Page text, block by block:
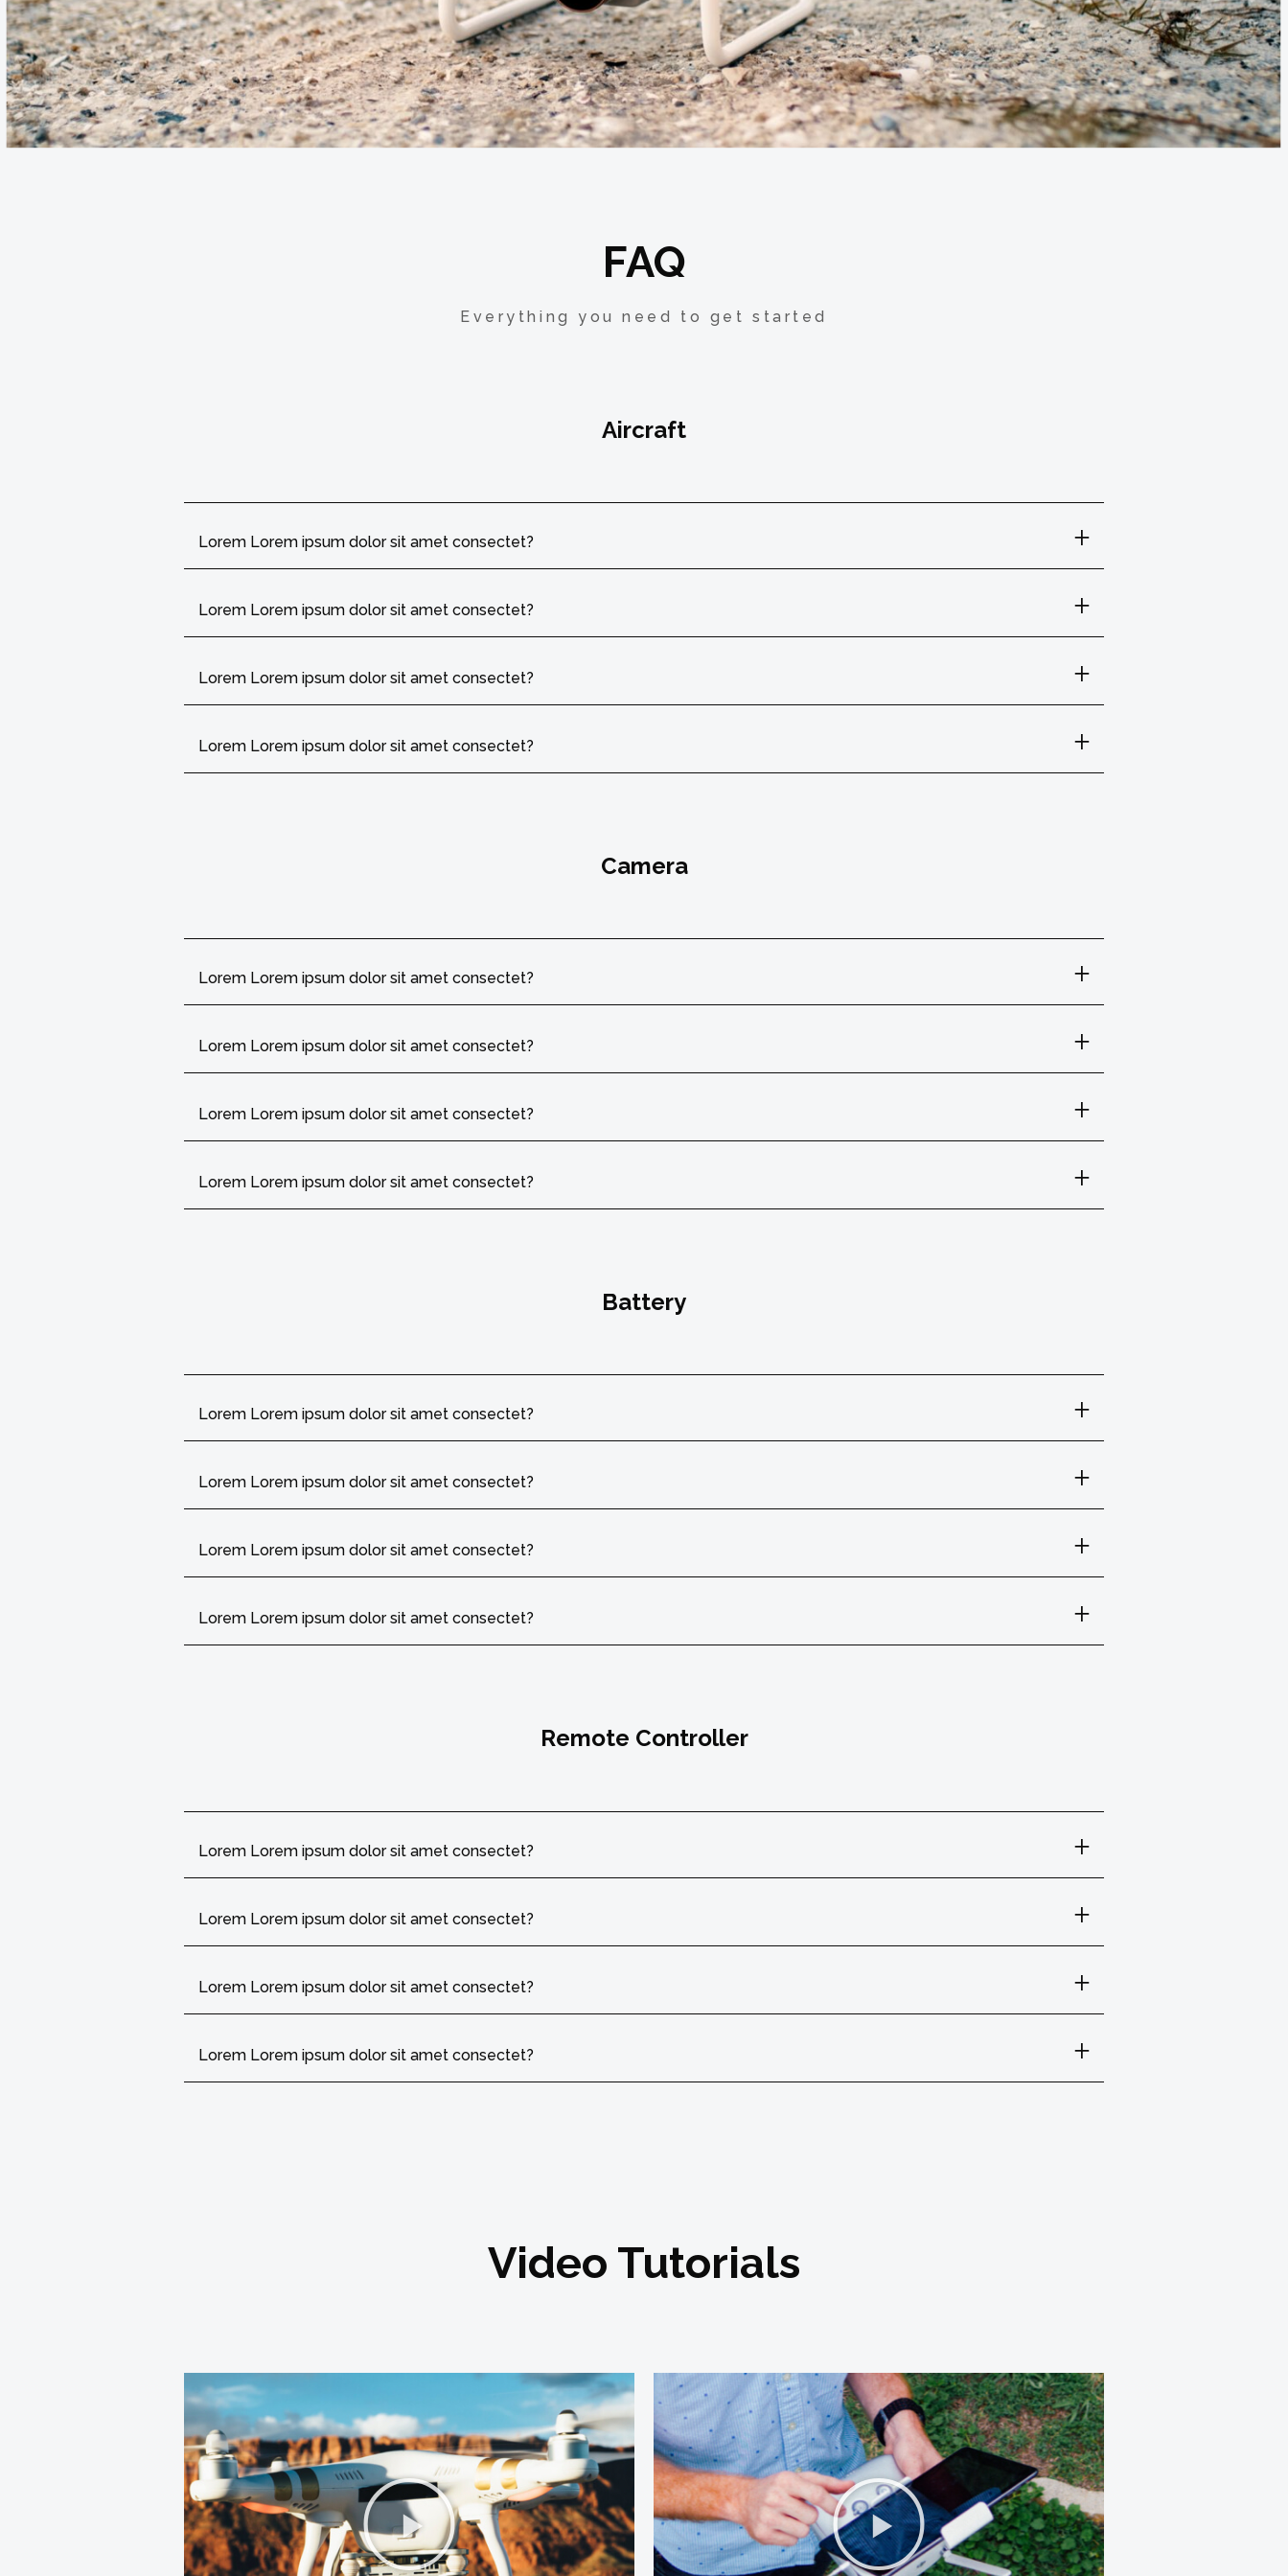
FAQ
Everything you need to get started
Aircraft
Lorem Lorem ipsum dolor sit amet consectet?
Lorem Lorem ipsum dolor sit amet consectet?
Lorem Lorem ipsum dolor sit amet consectet?
Lorem Lorem ipsum dolor sit amet consectet?
Camera
Lorem Lorem ipsum dolor sit amet consectet?
Lorem Lorem ipsum dolor sit amet consectet?
Lorem Lorem ipsum dolor sit amet consectet?
Lorem Lorem ipsum dolor sit amet consectet?
Battery
Lorem Lorem ipsum dolor sit amet consectet?
Lorem Lorem ipsum dolor sit amet consectet?
Lorem Lorem ipsum dolor sit amet consectet?
Lorem Lorem ipsum dolor sit amet consectet?
Remote Controller
Lorem Lorem ipsum dolor sit amet consectet?
Lorem Lorem ipsum dolor sit amet consectet?
Lorem Lorem ipsum dolor sit amet consectet?
Lorem Lorem ipsum dolor sit amet consectet?
Video Tutorials